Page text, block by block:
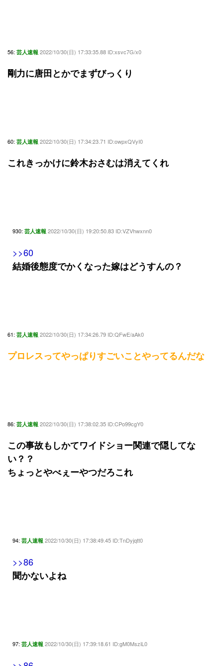
56: 芸人速報 2022/10/30(日) 17:33:35.88 ID:xsvc7G/x0
剛力に唐田とかでまずびっくり
60: 芸人速報 2022/10/30(日) 17:34:23.71 ID:owpxQVyI0
これきっかけに鈴木おさむは消えてくれ
930: 芸人速報 2022/10/30(日) 19:20:50.83 ID:VZVhwxnn0
>>60
結婚後態度でかくなった嫁はどうすんの？
61: 芸人速報 2022/10/30(日) 17:34:26.79 ID:QFwE/aAk0
プロレスってやっぱりすごいことやってるんだな
86: 芸人速報 2022/10/30(日) 17:38:02.35 ID:CPo99cgY0
この事故もしかてワイドショー関連で隠してな
い？？
ちょっとやべぇーやつだろこれ
94: 芸人速報 2022/10/30(日) 17:38:49.45 ID:TnDyjqtt0
>>86
聞かないよね
97: 芸人速報 2022/10/30(日) 17:39:18.61 ID:gM0MsziL0